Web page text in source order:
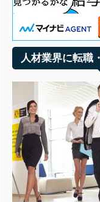
人材業界に転職